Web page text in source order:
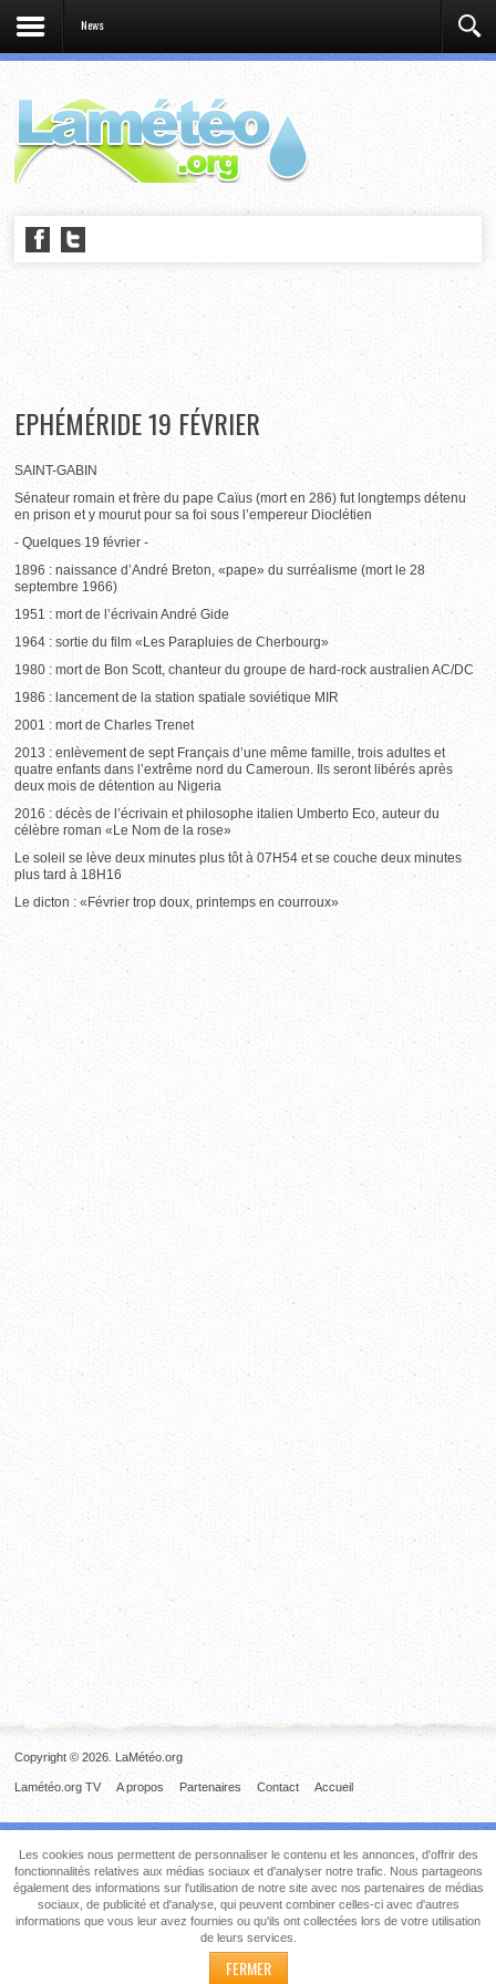
News
EPHÉMÉRIDE 19 FÉVRIER
SAINT-GABIN
Sénateur romain et frère du pape Caïus (mort en 286) fut longtemps détenu
en prison et y mourut pour sa foi sous l’empereur Dioclétien
- Quelques 19 février -
1896 : naissance d’André Breton, «pape» du surréalisme (mort le 28
septembre 1966)
1951 : mort de l’écrivain André Gide
1964 : sortie du film «Les Parapluies de Cherbourg»
1980 : mort de Bon Scott, chanteur du groupe de hard-rock australien AC/DC
1986 : lancement de la station spatiale soviétique MIR
2001 : mort de Charles Trenet
2013 : enlèvement de sept Français d’une même famille, trois adultes et
quatre enfants dans l’extrême nord du Cameroun. Ils seront libérés après
deux mois de détention au Nigeria
2016 : décès de l’écrivain et philosophe italien Umberto Eco, auteur du
célèbre roman «Le Nom de la rose»
Le soleil se lève deux minutes plus tôt à 07H54 et se couche deux minutes
plus tard à 18H16
Le dicton : «Février trop doux, printemps en courroux»
Copyright © 2026. LaMétéo.org
Accueil
Contact
Partenaires
A propos
Lamétéo.org TV
Les cookies nous permettent de personnaliser le contenu et les annonces, d'offrir des
fonctionnalités relatives aux médias sociaux et d'analyser notre trafic. Nous partageons
également des informations sur l'utilisation de notre site avec nos partenaires de médias
sociaux, de publicité et d'analyse, qui peuvent combiner celles-ci avec d'autres
informations que vous leur avez fournies ou qu'ils ont collectées lors de votre utilisation
de leurs services.
FERMER